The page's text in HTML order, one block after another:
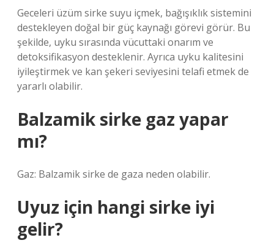
Geceleri üzüm sirke suyu içmek, bağışıklık sistemini
destekleyen doğal bir güç kaynağı görevi görür. Bu
şekilde, uyku sırasında vücuttaki onarım ve
detoksifikasyon desteklenir. Ayrıca uyku kalitesini
iyileştirmek ve kan şekeri seviyesini telafi etmek de
yararlı olabilir.
Balzamik sirke gaz yapar
mı?
Gaz: Balzamik sirke de gaza neden olabilir.
Uyuz için hangi sirke iyi
gelir?